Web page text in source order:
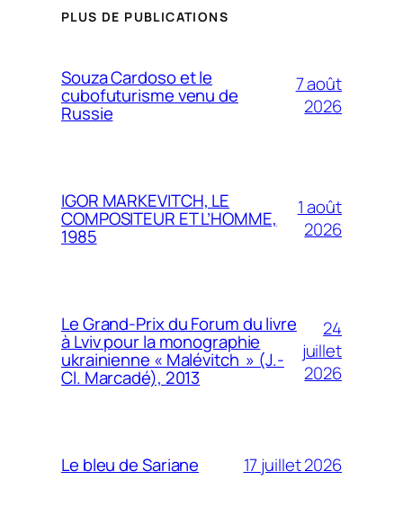
PLUS DE PUBLICATIONS
Souza Cardoso et le
cubofuturisme venu de
Russie
7 août
2026
IGOR MARKEVITCH, LE
COMPOSITEUR ET L’HOMME,
1985
1 août
2026
Le Grand-Prix du Forum du livre
à Lviv pour la monographie
ukrainienne « Malévitch » (J.-
Cl. Marcadé), 2013
24
juillet
2026
Le bleu de Sariane 17 juillet 2026